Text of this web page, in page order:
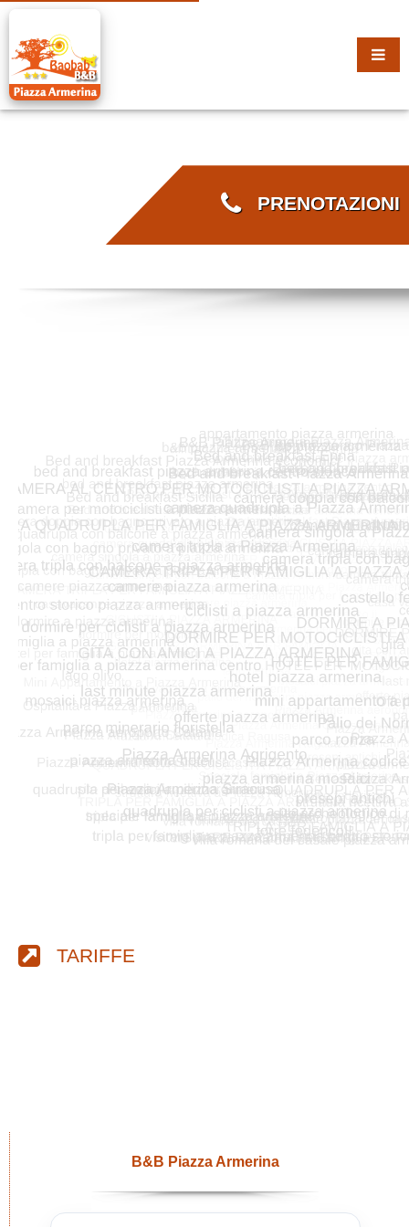
PRENOTAZIONI
TARIFFE
B&B Piazza Armerina